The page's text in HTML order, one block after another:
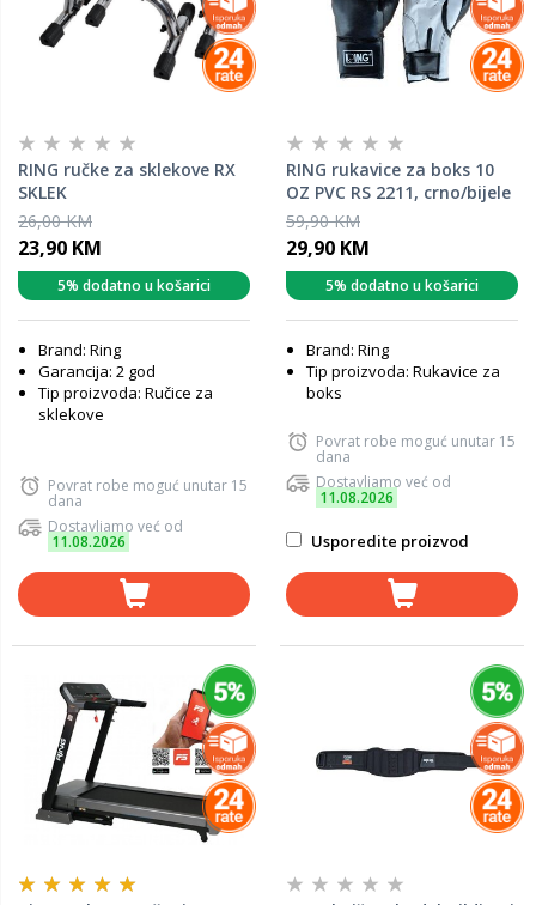
RING ručke za sklekove RX
SKLEK
26,00 KM
23,90 KM
5% dodatno u košarici
Brand: Ring
Garancija: 2 god
Tip proizvoda: Ručice za
sklekove
Povrat robe moguć unutar 15
dana
Dostavljamo već od
11.08.2026
RING rukavice za boks 10
OZ PVC RS 2211, crno/bijele
59,90 KM
29,90 KM
5% dodatno u košarici
Brand: Ring
Tip proizvoda: Rukavice za
boks
Povrat robe moguć unutar 15
dana
Dostavljamo već od
11.08.2026
Usporedite proizvod